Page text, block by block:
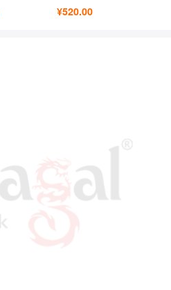
¥520.00